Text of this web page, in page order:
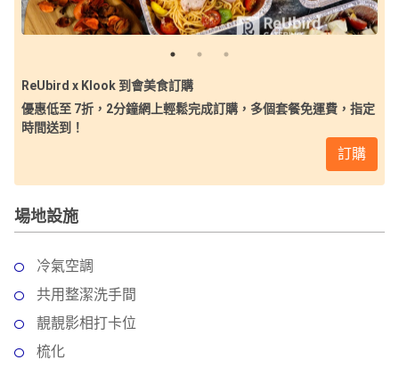
ReUbird x Klook 到會美食訂購
優惠低至 7折，2分鐘網上輕鬆完成訂購，多個套餐免運費，指定
時間送到！
訂購
場地設施
冷氣空調
共用整潔洗手間
靚靚影相打卡位
梳化